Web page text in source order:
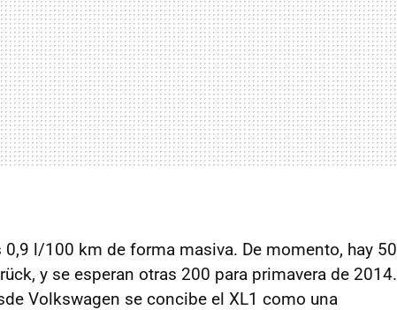
l/100 km de forma masiva. De momento, hay 50
y se esperan otras 200 para primavera de 2014.
Volkswagen se concibe el XL1 como una